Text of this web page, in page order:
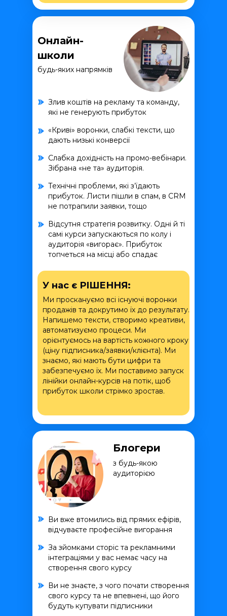
Онлайн-
школи
будь-яких напрямків
У нас є РІШЕННЯ:
Ми проскануємо всі існуючі воронки
продажів та докрутимо їх до результату.
Напишемо тексти, створимо креативи,
автоматизуємо процеси. Ми
орієнтуємось на вартість кожного кроку
(ціну підписника/заявки/клієнта). Ми
знаємо, які мають бути цифри та
забезпечуємо їх. Ми поставимо запуск
лінійки онлайн-курсів на потік, щоб
прибуток школи стрімко зростав.
Злив коштів на рекламу та команду,
які не генерують прибуток
«Криві» воронки, слабкі тексти, що
дають низькі конверсії
Слабка дохідність на промо-вебінари.
Зібрана «не та» аудиторія.
Технічні проблеми, які з’їдають
прибуток. Листи пішли в спам, в CRM
не потрапили заявки, тощо
Відсутня стратегія розвитку. Одні й ті
самі курси запускаються по колу і
аудиторія «вигорає». Прибуток
топчеться на місці або спадає
Блогери
з будь-якою
аудиторією
Ви вже втомились від прямих ефірів,
відчуваєте професійне вигорання
За зйомками сторіс та рекламними
інтеграціями у вас немає часу на
створення свого курсу
Ви не знаєте, з чого почати створення
свого курсу та не впевнені, що його
будуть купувати підписники